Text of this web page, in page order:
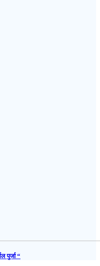
पुर्जा “